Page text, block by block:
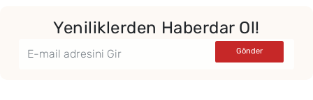
Yeniliklerden Haberdar Ol!